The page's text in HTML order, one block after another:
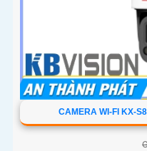
CAMERA WI-FI KX-